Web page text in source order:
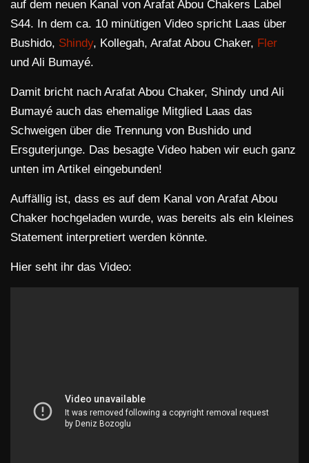
auf dem neuen Kanal von Arafat Abou Chakers Label
S44. In dem ca. 10 minütigen Video spricht Laas über
Bushido, Shindy, Kollegah, Arafat Abou Chaker, Fler
und Ali Bumayé.
Damit bricht nach Arafat Abou Chaker, Shindy und Ali
Bumayé auch das ehemalige Mitglied Laas das
Schweigen über die Trennung von Bushido und
Ersguterjunge. Das besagte Video haben wir euch ganz
unten im Artikel eingebunden!
Auffällig ist, dass es auf dem Kanal von Arafat Abou
Chaker hochgeladen wurde, was bereits als ein kleines
Statement interpretiert werden könnte.
Hier seht ihr das Video: